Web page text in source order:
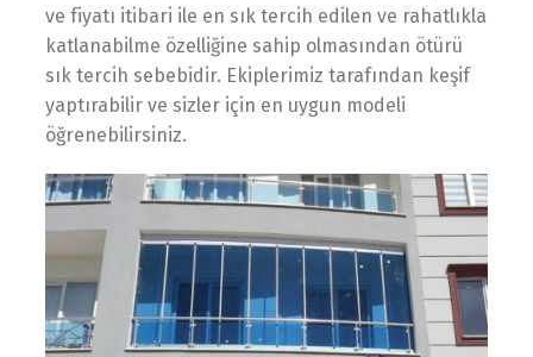
ve fiyatı itibari ile en sık tercih edilen ve rahatlıkla
katlanabilme özelliğine sahip olmasından ötürü
sık tercih sebebidir. Ekiplerimiz tarafından keşif
yaptırabilir ve sizler için en uygun modeli
öğrenebilirsiniz.